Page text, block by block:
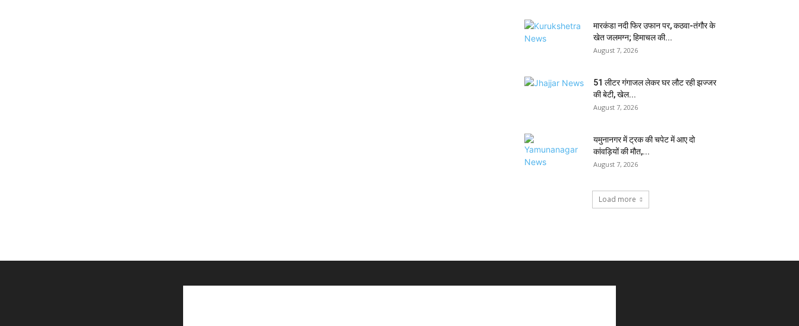
मारकंडा नदी फिर उफान पर, कठवा-तंगौर के
खेत जलमग्न; हिमाचल की...
August 7, 2026
51 लीटर गंगाजल लेकर घर लौट रही झज्जर
की बेटी, खेल...
August 7, 2026
यमुनानगर में ट्रक की चपेट में आए दो
कांवड़ियों की मौत,...
August 7, 2026
Load more